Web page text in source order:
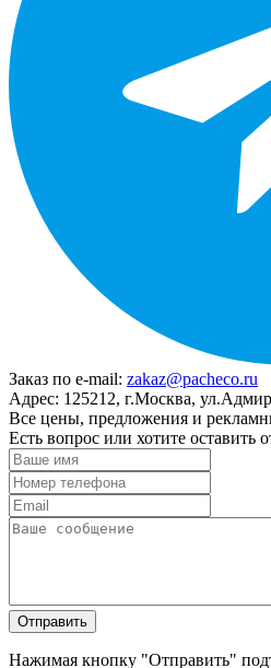
Заказ по e-mail: zakaz@pacheco.ru
Адрес: 125212, г.Москва,
Все цены, предложения и
Есть вопрос или хотите оставить
Нажимая кнопку "Отправить"